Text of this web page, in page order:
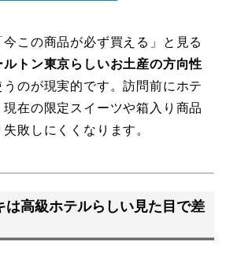
この商品が必ず買える」と見る
ルトン東京らしいお土産の方向性
うのが現実的です。訪問前にホテ
在の限定スイーツや箱入り商品
敗しにくくなります。
は高級ホテルらしい見た目で差